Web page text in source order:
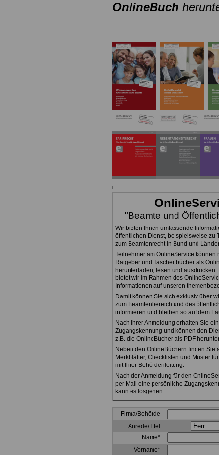
OnlineBuch
"Beamte und
Wir bieten Ihnen umfassende
öffentlichen Dienst, beispielsweise zu
zum Beamtenrecht in Bund und
Teilnehmer am OnlineService können
Ratgeber und Taschenbücher als
herunterladen, lesen und ausdrucken.
bietet wir im Rahmen des
Informationen auf unseren
Damit können Sie sich exklusiv über
zum Beamtenbereich und des
informieren und bleiben so auf dem
Nach Ihrer Anmeldung erhalten Sie
Zugangskennung und können den
z.B. die OnlineBücher als PDF
Neben den OnlineBüchern finden Sie
Merkblätter, Checklisten und Muster
mit Ihrer Behördenleitung.
Nach der Anmeldung für den
per Mail eine persönliche
kann es losgehen.
Firma/Behörde
Anrede/Titel
Name*
Vorname*